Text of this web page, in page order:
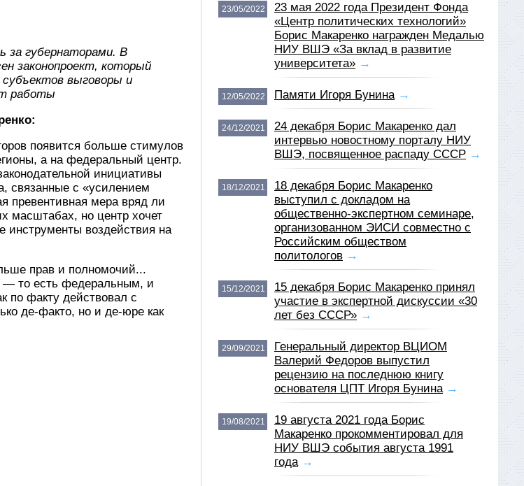
за губернаторами. В
законопроект, который
выговоры и
работы
появится больше стимулов
а на федеральный центр.
инициативы
связанные с «усилением
превентивная мера вряд ли
масштабах, но центр хочет
инструменты воздействия на
прав и полномочий...
— то есть федеральным, и
по факту действовал с
де-факто, но и де-юре как
23/05/2022
23 мая 2022 года Президент Фонда
«Центр политических технологий»
Борис Макаренко награжден Медалью
НИУ ВШЭ «За вклад в развитие
университета» →
12/05/2022 Памяти Игоря Бунина →
24/12/2021
24 декабря Борис Макаренко дал
интервью новостному порталу НИУ
ВШЭ, посвященное распаду СССР →
18/12/2021
18 декабря Борис Макаренко
выступил с докладом на
общественно-экспертном семинаре,
организованном ЭИСИ совместно с
Российским обществом
политологов →
15/12/2021
15 декабря Борис Макаренко принял
участие в экспертной дискуссии «30
лет без СССР» →
29/09/2021
Генеральный директор ВЦИОМ
Валерий Федоров выпустил
рецензию на последнюю книгу
основателя ЦПТ Игоря Бунина →
19/08/2021
19 августа 2021 года Борис
Макаренко прокомментировал для
НИУ ВШЭ события августа 1991
года →